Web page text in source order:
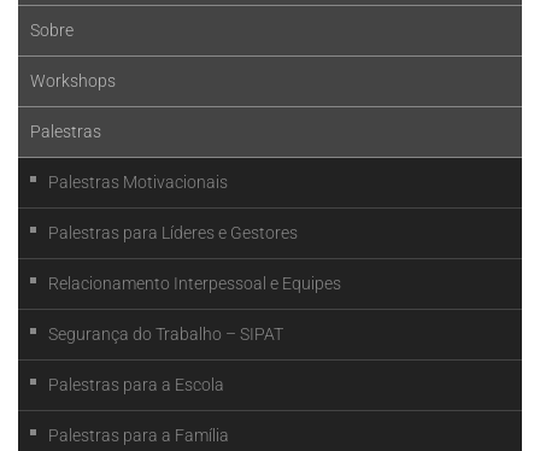
Sobre
Workshops
Palestras
Palestras Motivacionais
Palestras para Líderes e Gestores
Relacionamento Interpessoal e Equipes
Segurança do Trabalho – SIPAT
Palestras para a Escola
Palestras para a Família